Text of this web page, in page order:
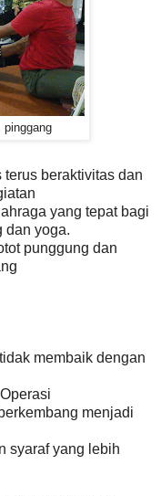
terus beraktivitas dan
yang tepat bagi
dan yoga.
punggung dan
membaik dengan
menjadi
syaraf yang lebih